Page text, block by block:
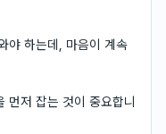
야 하는데, 마음이 계속
먼저 잡는 것이 중요합니